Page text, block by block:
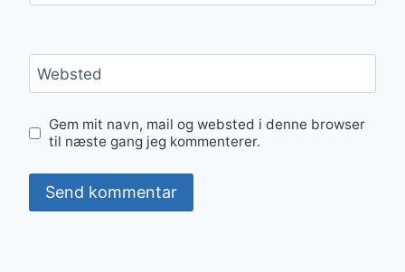
Websted
Gem mit navn, mail og websted i denne browser
til næste gang jeg kommenterer.